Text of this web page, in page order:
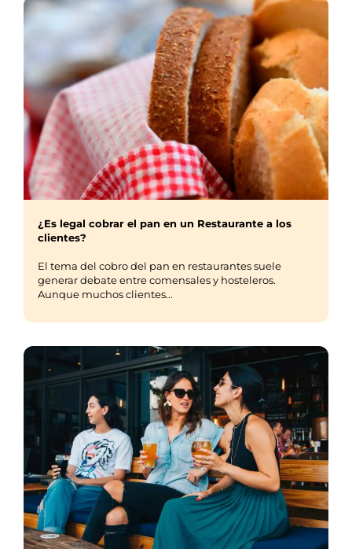
¿Es legal cobrar el pan en un Restaurante a los
clientes?
El tema del cobro del pan en restaurantes suele
generar debate entre comensales y hosteleros.
Aunque muchos clientes...